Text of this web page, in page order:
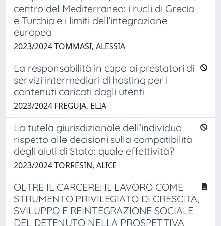
centro del Mediterraneo: i ruoli di Grecia
e Turchia e i limiti dell’integrazione
europea
2023/2024 TOMMASI, ALESSIA
La responsabilità in capo ai prestatori di
servizi intermediari di hosting per i
contenuti caricati dagli utenti
2023/2024 FREGUJA, ELIA
La tutela giurisdizionale dell’individuo
rispetto alle decisioni sulla compatibilità
degli aiuti di Stato: quale effettività?
2023/2024 TORRESIN, ALICE
OLTRE IL CARCERE: IL LAVORO COME
STRUMENTO PRIVILEGIATO DI CRESCITA,
SVILUPPO E REINTEGRAZIONE SOCIALE
DEL DETENUTO NELLA PROSPETTIVA